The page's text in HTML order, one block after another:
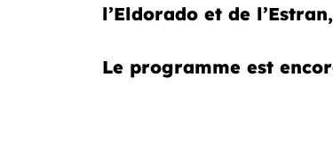
l’Eldorado et de
Le programme est